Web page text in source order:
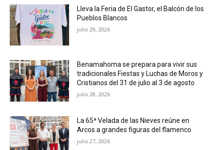
Lleva la Feria de El Gastor, el Balcón de los
Pueblos Blancos
julio 29, 2026
Benamahoma se prepara para vivir sus
tradicionales Fiestas y Luchas de Moros y
Cristianos del 31 de julio al 3 de agosto
julio 28, 2026
La 65ª Velada de las Nieves reúne en
Arcos a grandes figuras del flamenco
julio 27, 2026